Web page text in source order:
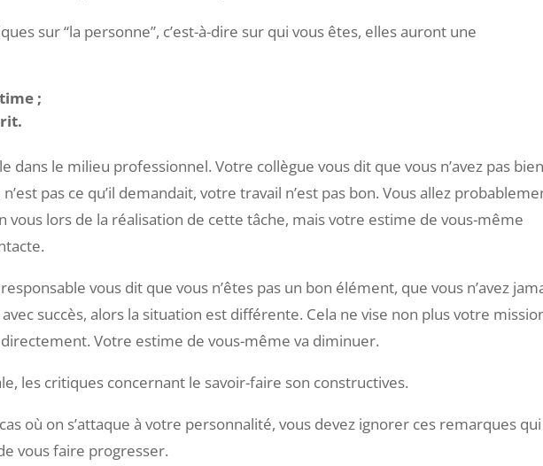
critiques faites sur le savoir-faire ou sur la personne
faire peuvent avoir
sur “la personne”, c’est-à-dire sur qui vous êtes, elles auront une
;
dans le milieu professionnel. Votre collègue vous dit que vous n’avez pas
vous lors de la réalisation de cette tâche, mais votre estime de vous-même
succès, alors la situation est différente. Cela ne vise non plus votre
directement. Votre estime de vous-même va diminuer.
les critiques concernant le savoir-faire son constructives.